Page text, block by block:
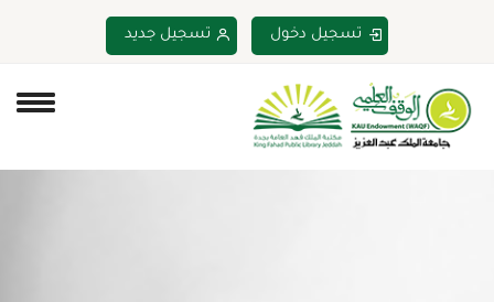
تسجيل دخول تسجيل جديد